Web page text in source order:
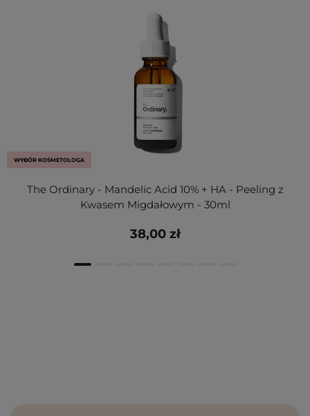
WYBÓR KOSMETOLOGA
The Ordinary - Mandelic Acid 10% + HA - Peeling z
Kwasem Migdałowym - 30ml
38,00 zł